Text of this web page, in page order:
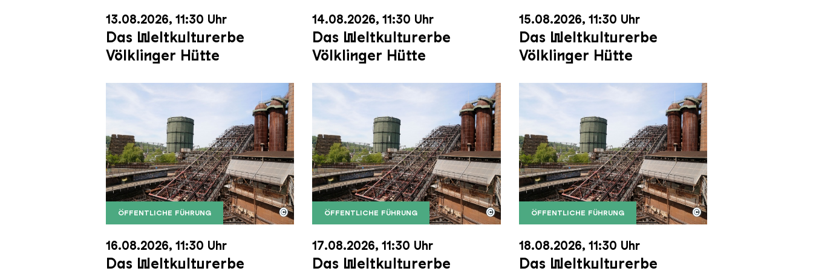
13.08.2026, 11:30 Uhr
Das Weltkulturerbe
Völklinger Hütte
14.08.2026, 11:30 Uhr
Das Weltkulturerbe
Völklinger Hütte
15.08.2026, 11:30 Uhr
Das Weltkulturerbe
Völklinger Hütte
ÖFFENTLICHE FÜHRUNG
Der Erzschrägaufzug der Völklinger Hütte mit dem Gasometer im Hintergrund
Copyright: Weltkulturerbe Völklinger Hütte | Karl Heinrich Veith
©
16.08.2026, 11:30 Uhr
Das Weltkulturerbe
ÖFFENTLICHE FÜHRUNG
Der Erzschrägaufzug der Völklinger Hütte mit dem Gasometer im Hintergrund
Copyright: Weltkulturerbe Völklinger Hütte | Karl Heinrich Veith
©
17.08.2026, 11:30 Uhr
Das Weltkulturerbe
ÖFFENTLICHE FÜHRUNG
Der Erzschrägaufzug der Völklinger Hütte mit dem
Copyright: Weltkulturerbe Völklinger Hütte | Karl
©
18.08.2026, 11:30 Uhr
Das Weltkulturerbe